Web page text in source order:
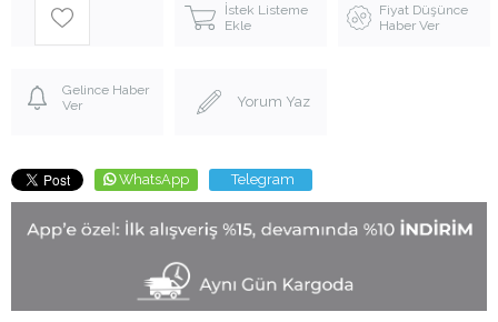
İstek Listeme
Ekle
Fiyat Düşünce
Haber Ver
Gelince Haber
Ver
Yorum Yaz
WhatsApp Telegram